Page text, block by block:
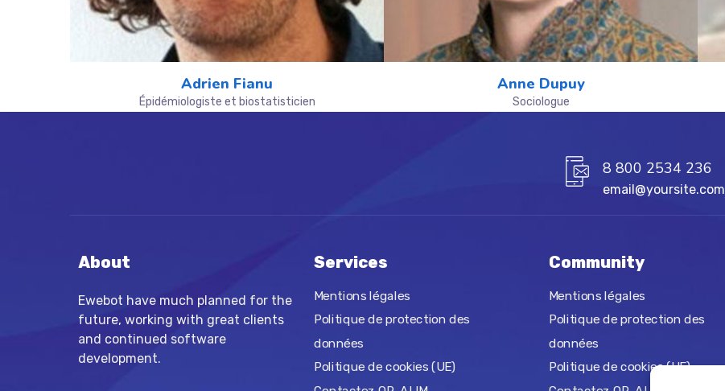
Adrien Fianu
Épidémiologiste et biostatisticien
Anne Dupuy
Sociologue
8 800 2534 236
email@yoursite.com
About
Ewebot have much planned for the
future, working with great clients
and continued software
development.
Services
Mentions légales
Politique de protection des
données
Politique de cookies (UE)
Community
Mentions légales
Politique de protection des
données
Politique de cookies (UE)